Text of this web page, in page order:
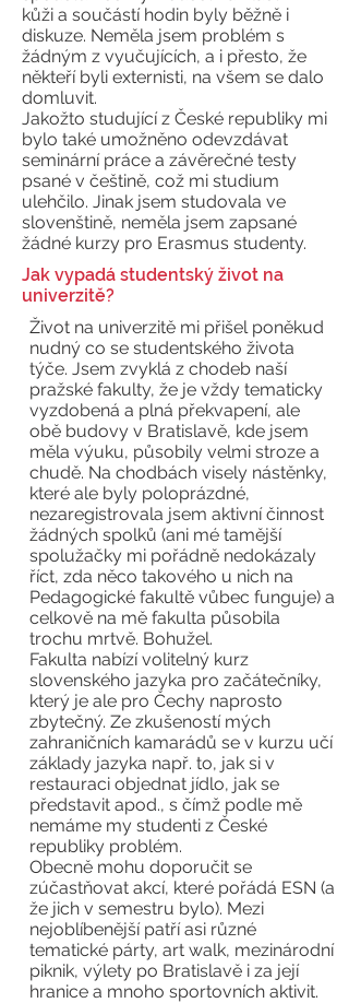
kůži a součástí hodin byly běžně i
diskuze. Neměla jsem problém s
žádným z vyučujících, a i přesto, že
někteří byli externisti, na všem se dalo
domluvit.
Jakožto studující z České republiky mi
bylo také umožněno odevzdávat
seminární práce a závěrečné testy
psané v češtině, což mi studium
ulehčilo. Jinak jsem studovala ve
slovenštině, neměla jsem zapsané
žádné kurzy pro Erasmus studenty.
Jak vypadá studentský život na
univerzitě?
Život na univerzitě mi přišel poněkud
nudný co se studentského života
týče. Jsem zvyklá z chodeb naší
pražské fakulty, že je vždy tematicky
vyzdobená a plná překvapení, ale
obě budovy v Bratislavě, kde jsem
měla výuku, působily velmi stroze a
chudě. Na chodbách visely nástěnky,
které ale byly poloprázdné,
nezaregistrovala jsem aktivní činnost
žádných spolků (ani mé tamější
spolužačky mi pořádně nedokázaly
říct, zda něco takového u nich na
Pedagogické fakultě vůbec funguje) a
celkově na mě fakulta působila
trochu mrtvě. Bohužel.
Fakulta nabízí volitelný kurz
slovenského jazyka pro začátečníky,
který je ale pro Čechy naprosto
zbytečný. Ze zkušeností mých
zahraničních kamarádů se v kurzu učí
základy jazyka např. to, jak si v
restauraci objednat jídlo, jak se
představit apod., s čímž podle mě
nemáme my studenti z České
republiky problém.
Obecně mohu doporučit se
zúčastňovat akcí, které pořádá ESN (a
že jich v semestru bylo). Mezi
nejoblíbenější patří asi různé
tematické párty, art walk, mezinárodní
piknik, výlety po Bratislavě i za její
hranice a mnoho sportovních aktivit.